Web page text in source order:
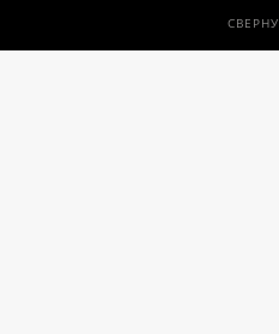
Курская
протеста